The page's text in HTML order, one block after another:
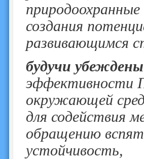
создания
развивающимся
будучи убеждены
эффективности
окружающей
для содействия
обращению
устойчивость,